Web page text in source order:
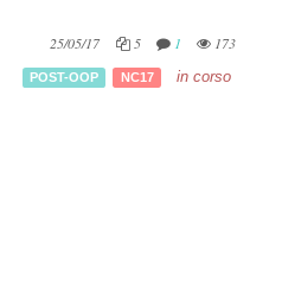
25/05/17 5 1 173
POST-OOP NC17 in corso